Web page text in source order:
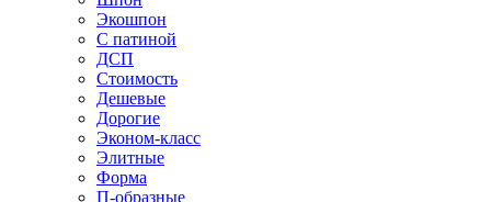
Экошпон
С патиной
ДСП
Стоимость
Дешевые
Дорогие
Эконом-класс
Элитные
Форма
П-образные